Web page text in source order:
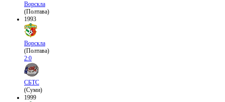
Ворскла
(Полтава)
1993
Ворскла
(Полтава)
2:0
СБТС
(Суми)
1999